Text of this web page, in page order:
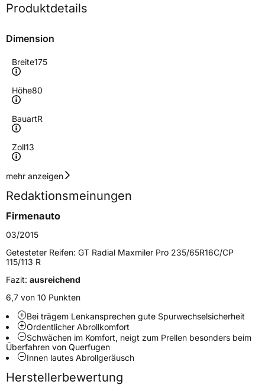
Produktdetails
Dimension
Breite175
Höhe80
BauartR
Zoll13
Geschwindigkeitsindex
Lastindex 97/95
Höchstlast
Generelle Merkmale
FahrzeugtypTransporter
Verwendung
ModellnameMaxmiler Pro
FahrzeugartTransporter
Weitere Eigenschaften
mehr anzeigen
Redaktionsmeinungen
Firmenauto
03/2015
Getesteter Reifen: GT Radial Maxmiler Pro 235/65R16C/CP
115/113 R
Fazit: ausreichend
6,7 von 10 Punkten
Bei trägem Lenkansprechen gute Spurwechselsicherheit
Ordentlicher Abrollkomfort
Schwächen im Komfort, neigt zum Prellen besonders beim
Überfahren von Querfugen
Innen lautes Abrollgeräusch
Herstellerbewertung